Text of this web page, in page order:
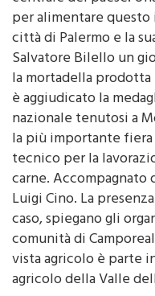
per alimentare
città di Palermo e la
Salvatore Bilello un
la mortadella
è aggiudicato la
nazionale tenutosi a
la più importante
tecnico per la
carne. Accompagnato
Luigi Cino. La
caso, spiegano gli
comunità di
vista agricolo è parte
agricolo della Valle